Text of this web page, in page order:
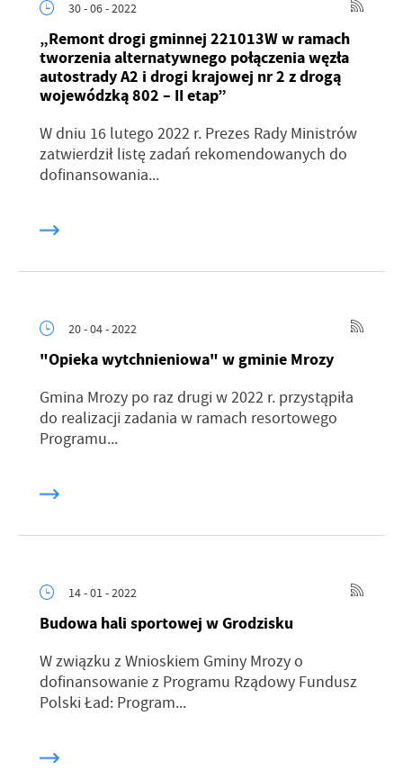
30 - 06 - 2022
„Remont drogi gminnej 221013W w ramach
tworzenia alternatywnego połączenia węzła
autostrady A2 i drogi krajowej nr 2 z drogą
wojewódzką 802 – II etap”
W dniu 16 lutego 2022 r. Prezes Rady Ministrów
zatwierdził listę zadań rekomendowanych do
dofinansowania...
20 - 04 - 2022
"Opieka wytchnieniowa" w gminie Mrozy
Gmina Mrozy po raz drugi w 2022 r. przystąpiła
do realizacji zadania w ramach resortowego
Programu...
14 - 01 - 2022
Budowa hali sportowej w Grodzisku
W związku z Wnioskiem Gminy Mrozy o
dofinansowanie z Programu Rządowy Fundusz
Polski Ład: Program...